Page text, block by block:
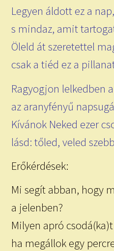
Legyen áldott ez a nap,
s mindaz, amit
Öleld át szeretettel
csak a tiéd ez a
Ragyogjon lelkedben
az aranyfényű
Kívánok Neked ezer
lásd: tőled, veled
Erőkérdések:
Mi segít abban, hogy
a jelenben?
Milyen apró
ha megállok egy